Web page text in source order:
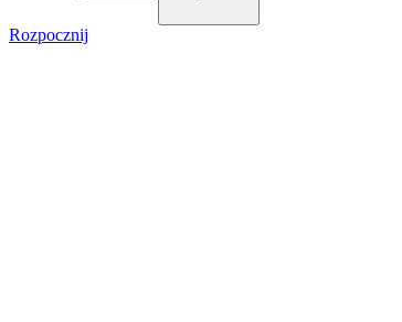
Rozpocznij